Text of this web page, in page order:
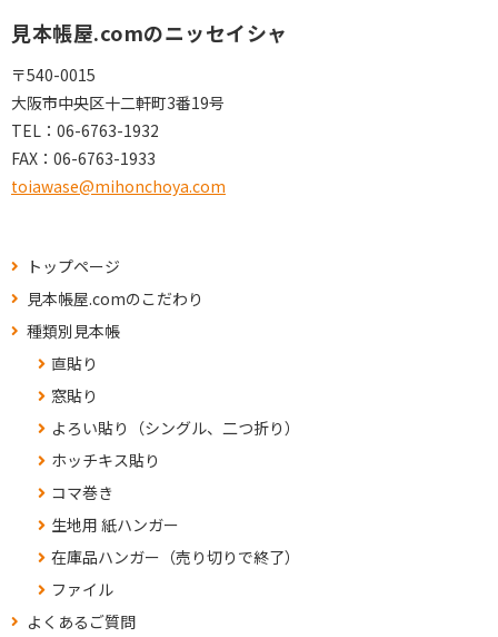
見本帳屋.comのニッセイシャ
〒540-0015
大阪市中央区十二軒町3番19号
TEL： 06-6763-1932
FAX： 06-6763-1933
toiawase@mihonchoya.com
トップページ
見本帳屋.comのこだわり
種類別見本帳
直貼り
窓貼り
よろい貼り（シングル、二つ折り）
ホッチキス貼り
コマ巻き
生地用 紙ハンガー
在庫品ハンガー（売り切りで終了）
ファイル
よくあるご質問